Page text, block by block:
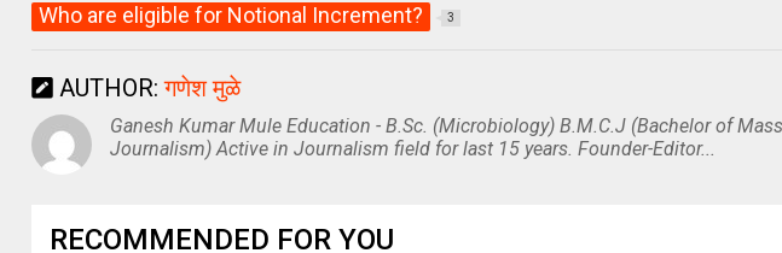
Who are eligible for Notional Increment? 3
AUTHOR:गणेश मुळे
Ganesh Kumar Mule Education - B.Sc. (Microbiology) B.M.C.J (Bachelor of
Journalism) Active in Journalism field for last 15 years. Founder-Editor...
RECOMMENDED FOR YOU